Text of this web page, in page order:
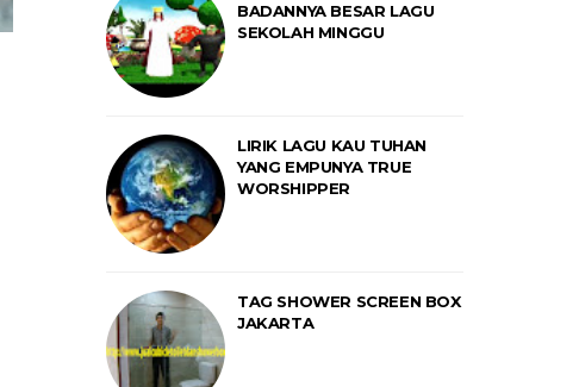
BADANNYA BESAR LAGU
SEKOLAH MINGGU
LIRIK LAGU KAU TUHAN
YANG EMPUNYA TRUE
WORSHIPPER
TAG SHOWER SCREEN BOX
JAKARTA